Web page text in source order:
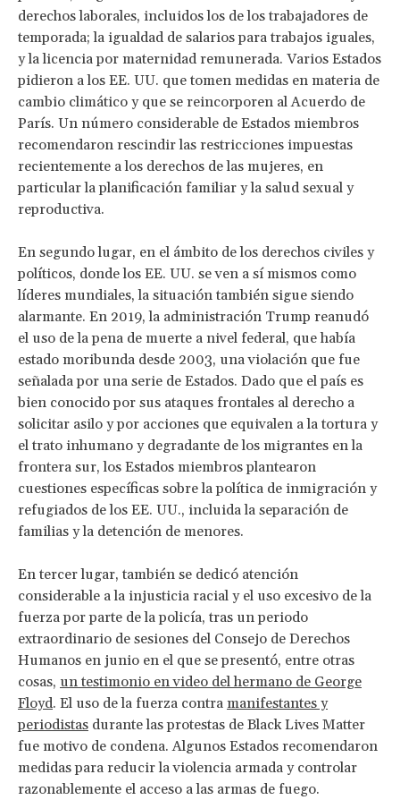
derechos laborales, incluidos los de los trabajadores de
temporada; la igualdad de salarios para trabajos iguales,
y la licencia por maternidad remunerada. Varios Estados
pidieron a los EE. UU. que tomen medidas en materia de
cambio climático y que se reincorporen al Acuerdo de
París. Un número considerable de Estados miembros
recomendaron rescindir las restricciones impuestas
recientemente a los derechos de las mujeres, en
particular la planificación familiar y la salud sexual y
reproductiva.
En segundo lugar, en el ámbito de los derechos civiles y
políticos, donde los EE. UU. se ven a sí mismos como
líderes mundiales, la situación también sigue siendo
alarmante. En 2019, la administración Trump reanudó
el uso de la pena de muerte a nivel federal, que había
estado moribunda desde 2003, una violación que fue
señalada por una serie de Estados. Dado que el país es
bien conocido por sus ataques frontales al derecho a
solicitar asilo y por acciones que equivalen a la tortura y
el trato inhumano y degradante de los migrantes en la
frontera sur, los Estados miembros plantearon
cuestiones específicas sobre la política de inmigración y
refugiados de los EE. UU., incluida la separación de
familias y la detención de menores.
En tercer lugar, también se dedicó atención
considerable a la injusticia racial y el uso excesivo de la
fuerza por parte de la policía, tras un periodo
extraordinario de sesiones del Consejo de Derechos
Humanos en junio en el que se presentó, entre otras
cosas, un testimonio en video del hermano de George
Floyd. El uso de la fuerza contra manifestantes y
periodistas durante las protestas de Black Lives Matter
fue motivo de condena. Algunos Estados recomendaron
medidas para reducir la violencia armada y controlar
razonablemente el acceso a las armas de fuego.